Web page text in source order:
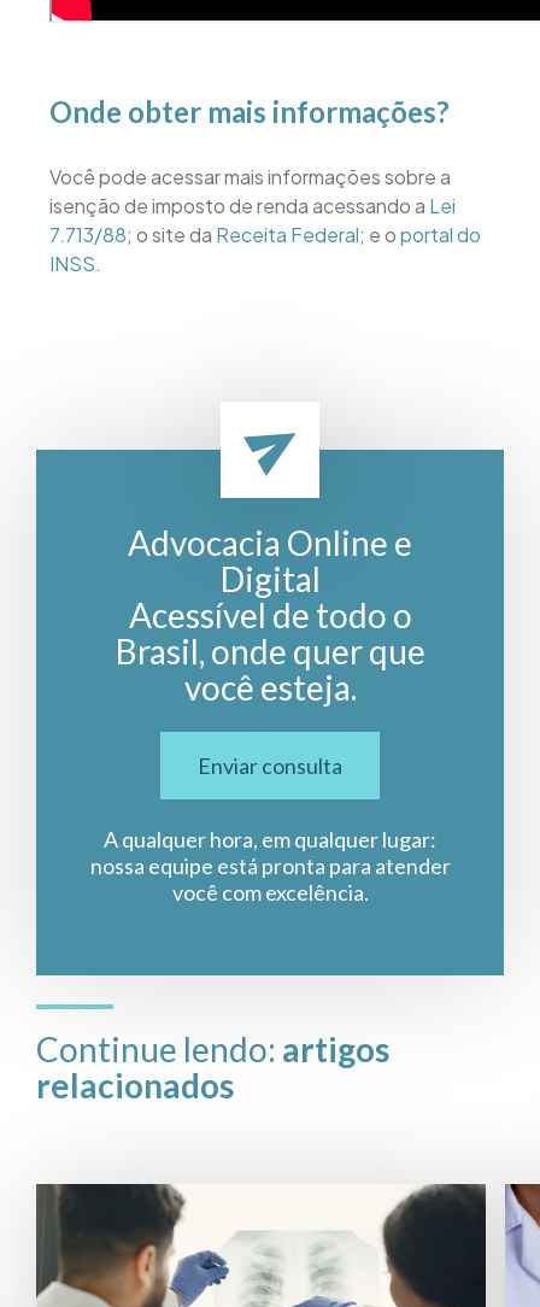
Onde obter mais informações?
Você pode acessar mais informações sobre a
isenção de imposto de renda acessando a Lei
7.713/88; o site da Receita Federal; e oportal do
INSS.
Advocacia Online e
Digital
Acessível de todo o
Brasil, onde quer que
você esteja.
Enviar consulta
A qualquer hora, em qualquer lugar:
nossa equipe está pronta para atender
você com excelência.
Continue lendo: artigos
relacionados